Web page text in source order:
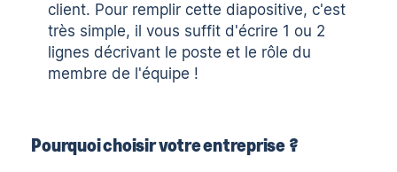
client. Pour remplir cette diapositive, c'est
très simple, il vous suffit d'écrire 1 ou 2
lignes décrivant le poste et le rôle du
membre de l'équipe !
Pourquoi choisir votre entreprise ?